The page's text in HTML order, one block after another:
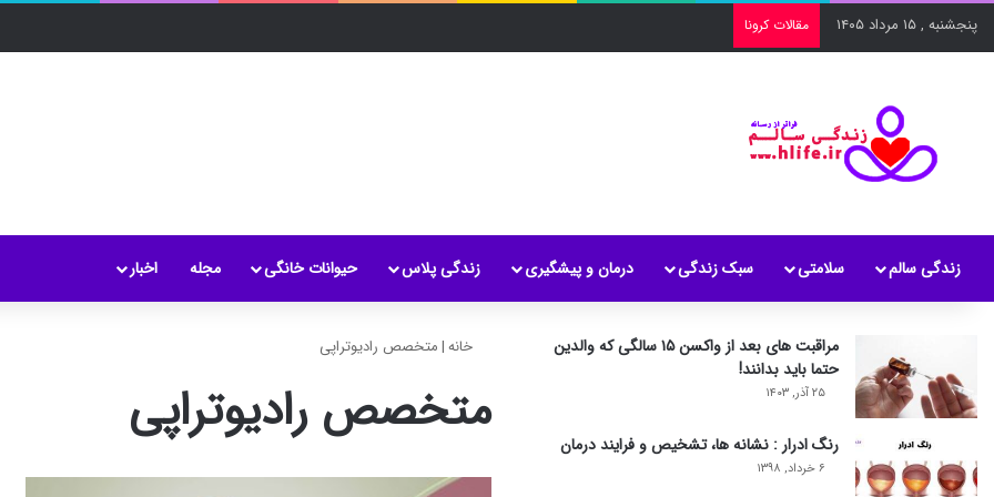
پنجشنبه , ۱۵ مرداد ۱۴۰۵ مقالات کرونا
زندگی سالم سلامتی سبک زندگی درمان و پیشگیری زندگی پلاس حیوانات خانگی مجله اخبار
خانه|متخصص رادیوتراپی
متخصص رادیوتراپی
مراقبت های بعد از واکسن ۱۵ سالگی که والدین
حتما باید بدانند!
۲۵ آذر, ۱۴۰۳
رنگ ادرار : نشانه ها، تشخیص و فرایند درمان
۶ خرداد, ۱۳۹۸